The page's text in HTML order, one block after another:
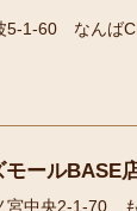
5-1-60 なんば
モールBASE
宮中央2-1-70